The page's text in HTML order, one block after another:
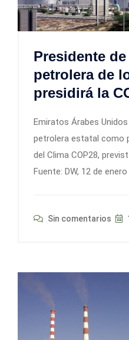
Presidente
petrolera de
presidirá la
Emiratos Árabes
petrolera estatal como
del Clima COP28,
Fuente: DW, 12 de
Sin comentarios